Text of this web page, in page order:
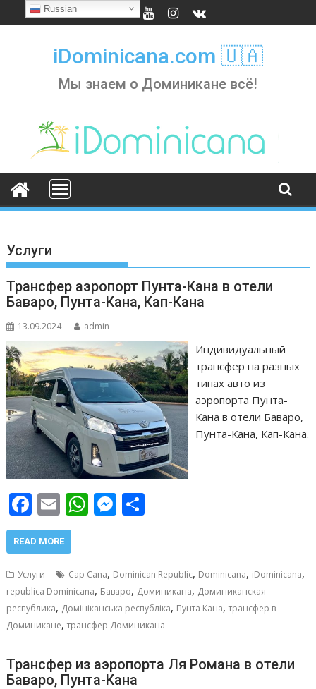
to
iDominicana.com 🇺🇦
Мы знаем о Доминикане всё!
Услуги
Трансфер аэропорт Пунта-Кана в отели
Баваро, Пунта-Кана, Кап-Кана
13.09.2024 admin
Индивидуальный
трансфер на разных
типах авто из
аэропорта Пунта-
Кана в отели Баваро,
Пунта-Кана, Кап-Кана.
F
ac
e
b
o
o
k
E
m
ai
l
W
s
A
p
p
M
e
n
g
er
р
а
в
и
т
READ MORE
Услуги Cap Cana, Dominican Republic, Dominicana, iDominicana,
republica Dominicana, Баваро, Доминикана, Доминиканская
республика, Домініканська республіка, Пунта Кана,трансфер в
Доминикане,трансфер Доминикана
Трансфер из аэропорта Ля Романа в отели
Баваро, Пунта-Кана
Russian